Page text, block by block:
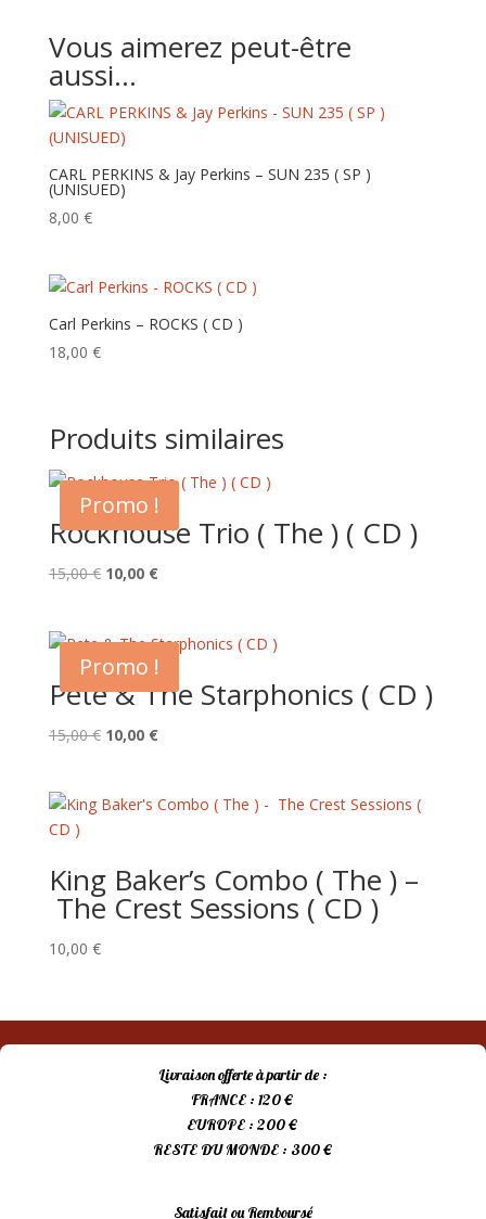
Vous aimerez peut-être
aussi…
CARL PERKINS & Jay Perkins – SUN 235 ( SP )
(UNISUED)
8,00 €
Carl Perkins – ROCKS ( CD )
18,00 €
Produits similaires
Promo !
Rockhouse Trio ( The ) ( CD )
15,00€ Le
était :
15,00 €.
10,00 €Le
est :
10,00 €.
Promo !
Pete & The Starphonics ( CD )
15,00€ Le
était :
10,00 €Le
est :
King Baker’s Combo ( The ) –
The Crest Sessions ( CD )
10,00 €
Livraison offerte à partir de :
FRANCE : 120 €
EUROPE : 200 €
RESTE DU MONDE : 300 €
Satisfait ou Remboursé